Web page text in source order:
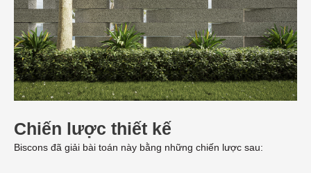
Chiến lược thiết kế
Biscons đã giải bài toán này bằng những chiến lược sau: